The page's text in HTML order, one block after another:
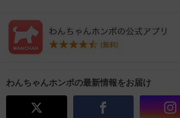
わんちゃんホンポの最新情報をお届け